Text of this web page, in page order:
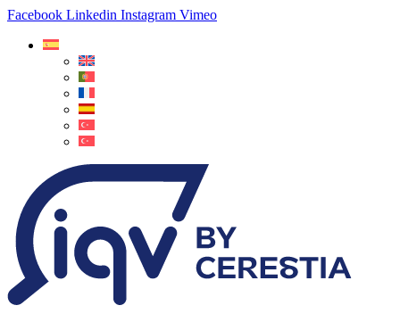
Facebook Linkedin Instagram Vimeo